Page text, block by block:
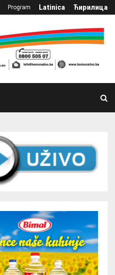
Program Latinica Ћирилица